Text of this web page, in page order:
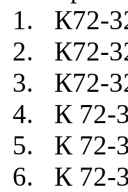
1. К72-
2. К72-
3. К72-
4. К 72-
5. К 72-
6. К 72-